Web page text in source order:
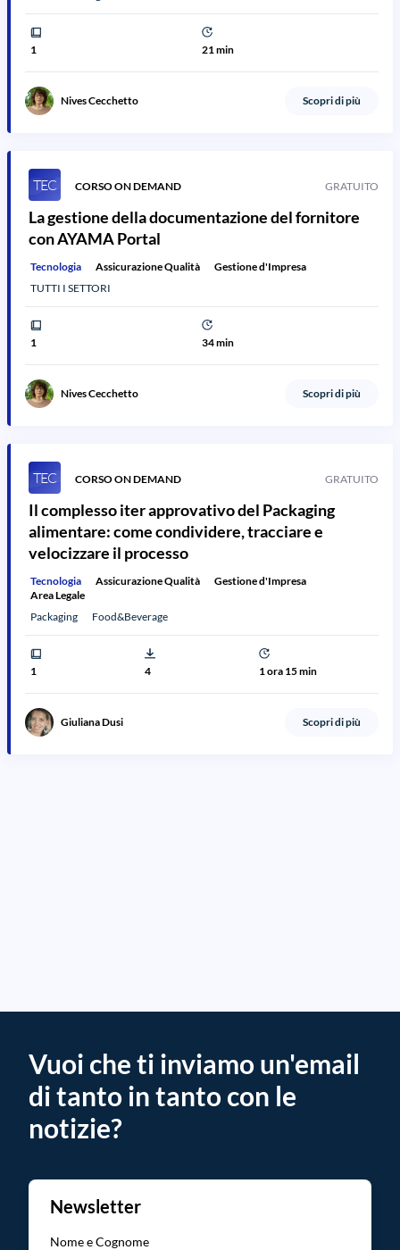
1 21 min
Nives Cecchetto Scopri di più
TEC CORSO ON DEMAND GRATUITO
La gestione della documentazione del fornitore
con AYAMA Portal
Tecnologia Assicurazione Qualità
Gestione d'Impresa
TUTTI I SETTORI
1 34 min
Nives Cecchetto Scopri di più
TEC CORSO ON DEMAND GRATUITO
Il complesso iter approvativo del Packaging
alimentare: come condividere, tracciare e
velocizzare il processo
Tecnologia Assicurazione Qualità
Gestione d'Impresa
Area Legale
Packaging
Food&Beverage
1 4 1 ora 15 min
Giuliana Dusi Scopri di più
Vuoi che ti inviamo un'email
di tanto in tanto con le
notizie?
Newsletter
Nome e Cognome